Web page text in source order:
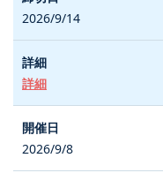
2026/9/14
詳細
2026/9/8